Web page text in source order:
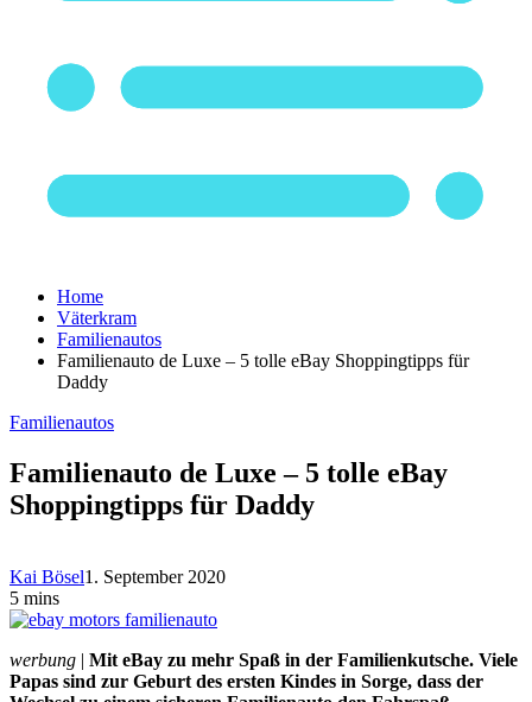
Home
Väterkram
Familienautos
Familienauto de Luxe – 5 tolle eBay Shoppingtipps für
Daddy
Familienautos
Familienauto de Luxe – 5 tolle eBay
Shoppingtipps für Daddy
Kai Bösel1. September 2020
5 mins
werbung | Mit eBay zu mehr Spaß in der Familienkutsche. Viele
Papas sind zur Geburt des ersten Kindes in Sorge, dass der